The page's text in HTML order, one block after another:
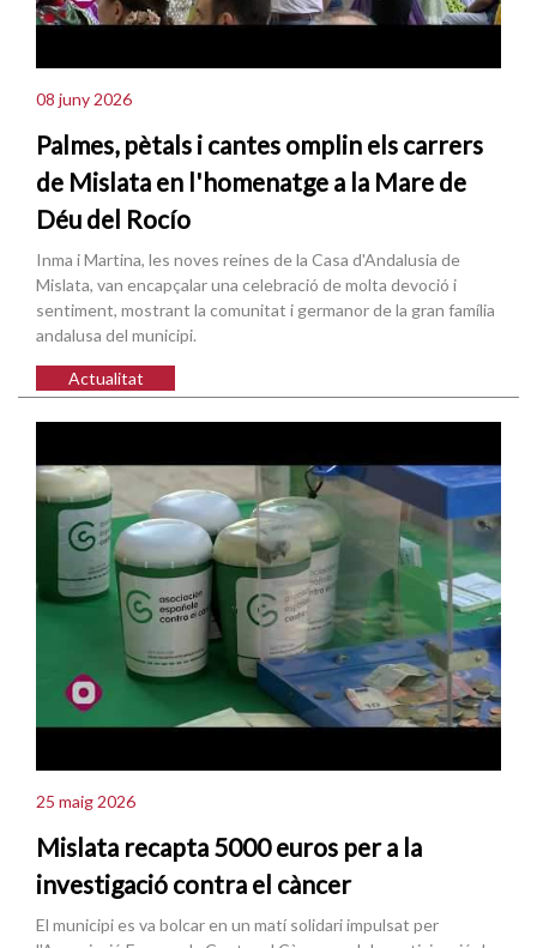
08 juny 2026
Palmes, pètals i cantes omplin els carrers
de Mislata en l'homenatge a la Mare de
Déu del Rocío
Inma i Martina, les noves reines de la Casa d'Andalusia de
Mislata, van encapçalar una celebració de molta devoció i
sentiment, mostrant la comunitat i germanor de la gran família
andalusa del municipi.
Actualitat
25 maig 2026
Mislata recapta 5000 euros per a la
investigació contra el càncer
El municipi es va bolcar en un matí solidari impulsat per